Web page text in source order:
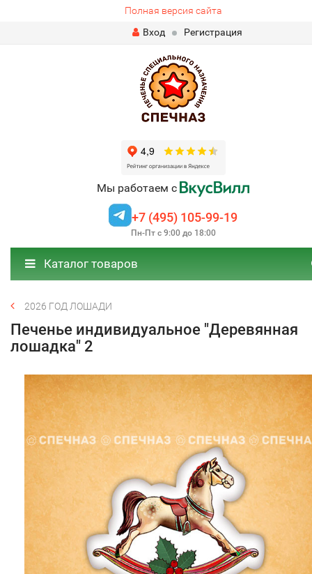
Полная версия сайта
Вход
Регистрация
Мы работаем с
+7 (495) 105-99-19
Пн-Пт с 9:00 до 18:00
Каталог товаров
2026 ГОД ЛОШАДИ
Печенье индивидуальное "Деревянная
лошадка" 2